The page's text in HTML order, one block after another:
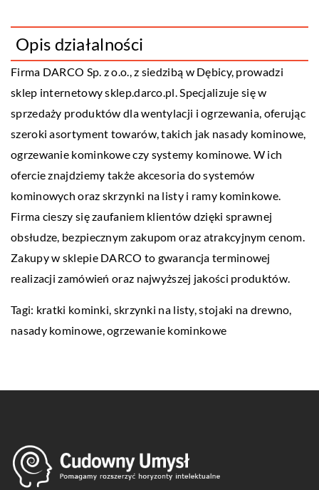
Opis działalności
Firma DARCO Sp. z o.o., z siedzibą w Dębicy, prowadzi
sklep internetowy sklep.darco.pl. Specjalizuje się w
sprzedaży produktów dla wentylacji i ogrzewania, oferując
szeroki asortyment towarów, takich jak nasady kominowe,
ogrzewanie kominkowe czy systemy kominowe. W ich
ofercie znajdziemy także akcesoria do systemów
kominowych oraz skrzynki na listy i ramy kominkowe.
Firma cieszy się zaufaniem klientów dzięki sprawnej
obsłudze, bezpiecznym zakupom oraz atrakcyjnym cenom.
Zakupy w sklepie DARCO to gwarancja terminowej
realizacji zamówień oraz najwyższej jakości produktów.
Tagi: kratki kominki, skrzynki na listy, stojaki na drewno,
nasady kominowe, ogrzewanie kominkowe